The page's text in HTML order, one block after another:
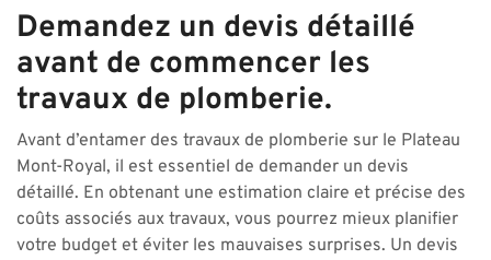
Demandez un devis détaillé
avant de commencer les
travaux de plomberie.
Avant d’entamer des travaux de plomberie sur le Plateau
Mont-Royal, il est essentiel de demander un devis
détaillé. En obtenant une estimation claire et précise des
coûts associés aux travaux, vous pourrez mieux planifier
votre budget et éviter les mauvaises surprises. Un devis